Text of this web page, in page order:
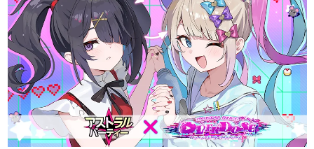
日本モバイルゲーム産業史
日本のモバイルゲーム史における主要なトピック・タイト
ルを網羅するほか、開発者へのインタビューや識者による
解説を掲載。約20年の歴史が一望できる決定版！
若ゲのいたり〜ゲームクリエイターの青春〜
『うつヌケ』『ペンと箸』等で知られるマンガ家・田中圭
一先生によるゲーム業界レポートマンガです。
なんでゲームは面白い？
ゲーム開発者・hamatsu氏がゲームの魅力を画面や操作の
具体的な形から解き明かしていく、硬派で骨太な評論連載